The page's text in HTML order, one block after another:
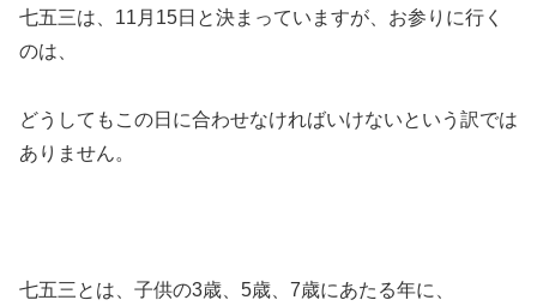
七五三は、 11月15日 と決まっていますが、お参りに行く
のは、
どうしてもこの日に合わせなければいけないという訳では
ありません。
七五三とは、子供の3歳、5歳、7歳にあたる年に、